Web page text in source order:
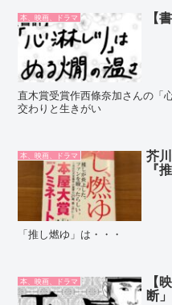
本、映画、ドラマ 【
直木賞受賞作西條奈加さんの「
交わりと生きがい
本、映画、ドラマ 芥
『
「推し燃ゆ」は・・・
本、映画、ドラマ 【
断